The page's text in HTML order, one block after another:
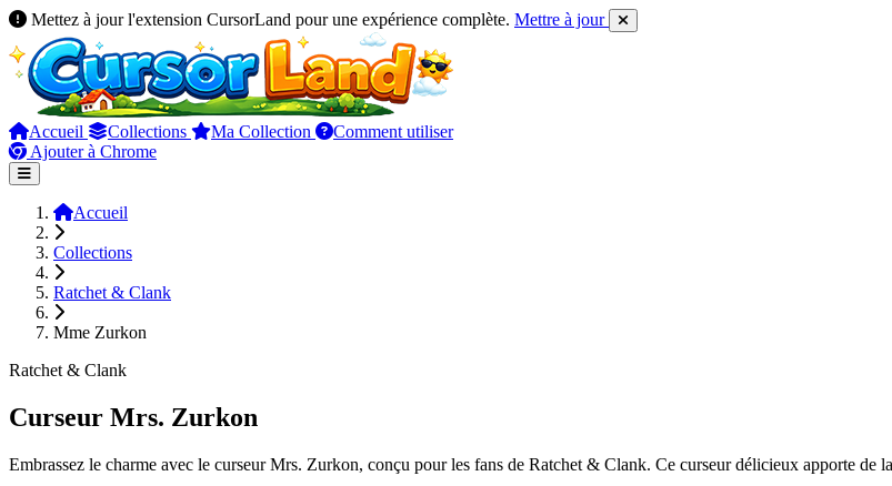
Mettez à jour l'extension CursorLand pour une expérience complète. Mettre à jour
Accueil Collections Ma Collection
Comment utiliser
Ajouter à Chrome
Accueil
Collections
Ratchet & Clank
Mme Zurkon
Ratchet & Clank
Curseur Mrs. Zurkon
Embrassez le charme avec le curseur Mrs. Zurkon, conçu pour les fans de Ratchet & Clank. Ce curseur délicieux apporte de